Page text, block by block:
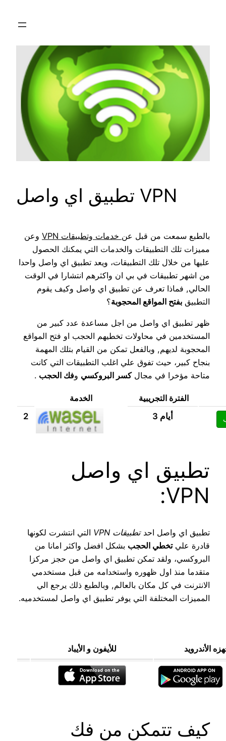
تطبيق اي واصل VPN
بالطبع سمعت من قبل عن خدمات وتطبيقات VPN
وعن
مميزات تلك التطبيقات والخدمات التي يمكنك الحصول
عليها من خلال تلك التطبيقات، ويعد تطبيق اي واصل واحدا
من اشهر تطبيقات في بي ان واكثرهم انتشارا في الوقت
الحالي, فماذا تعرف عن تطبيق اي واصل وكيف يقوم
التطبيق بفتح المواقع المحجوبة؟
ظهر تطبيق اي واصل من اجل مساعدة عدد كبير من
المستخدمين في محاولات تخطيهم الحجب او فتح المواقع
المحجوبة لديهم, وبالفعل تمكن من القيام بتلك المهمة
بنجاح كبير، حيث تفوق علي اغلب التطبيقات التي كانت
متاحة مؤخرا في مجالكسر البروكسي وفك الحجب .
الخدمة
الفترة التجريبية
2
3 أيام
تطبيق اي واصل
VPN:
تطبيق اي واصل احد تطبيقات VPN
التي انتشرت لكونها
قادرة عليتخطي الحجب بشكل افضل واكثر امانا من
البروكسي، ولقد تمكن تطبيق اي واصل من حجز مركزا
متقدما منذ اول ظهوره واستخدامه من قبل مستخدمي
الانترنت في كل مكان بالعالم, وبالطبع ذلك يرجع الي
المميزات المختلفة التي يوفر تطبيق اي واصل لمستخدميه.
للأيفون و الأيباد الأندرويد
كيف تتمكن من فك